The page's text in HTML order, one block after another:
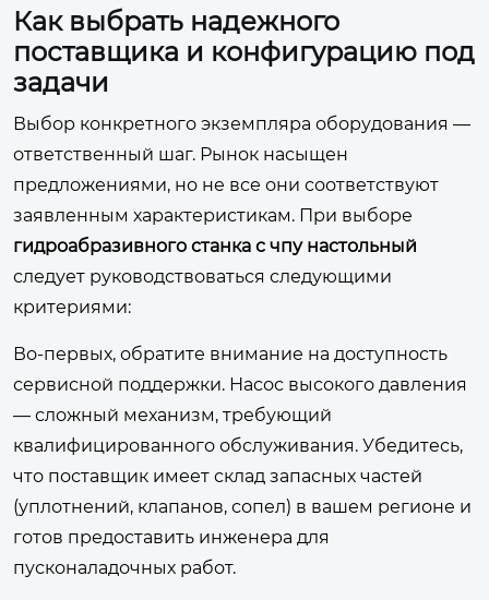
Как выбрать надежного
поставщика и конфигурацию под
задачи
Выбор конкретного экземпляра оборудования —
ответственный шаг. Рынок насыщен
предложениями, но не все они соответствуют
заявленным характеристикам. При выборе
гидроабразивного станка с чпу настольный
следует руководствоваться следующими
критериями:
Во-первых, обратите внимание на доступность
сервисной поддержки. Насос высокого давления
— сложный механизм, требующий
квалифицированного обслуживания. Убедитесь,
что поставщик имеет склад запасных частей
(уплотнений, клапанов, сопел) в вашем регионе и
готов предоставить инженера для
пусконаладочных работ.